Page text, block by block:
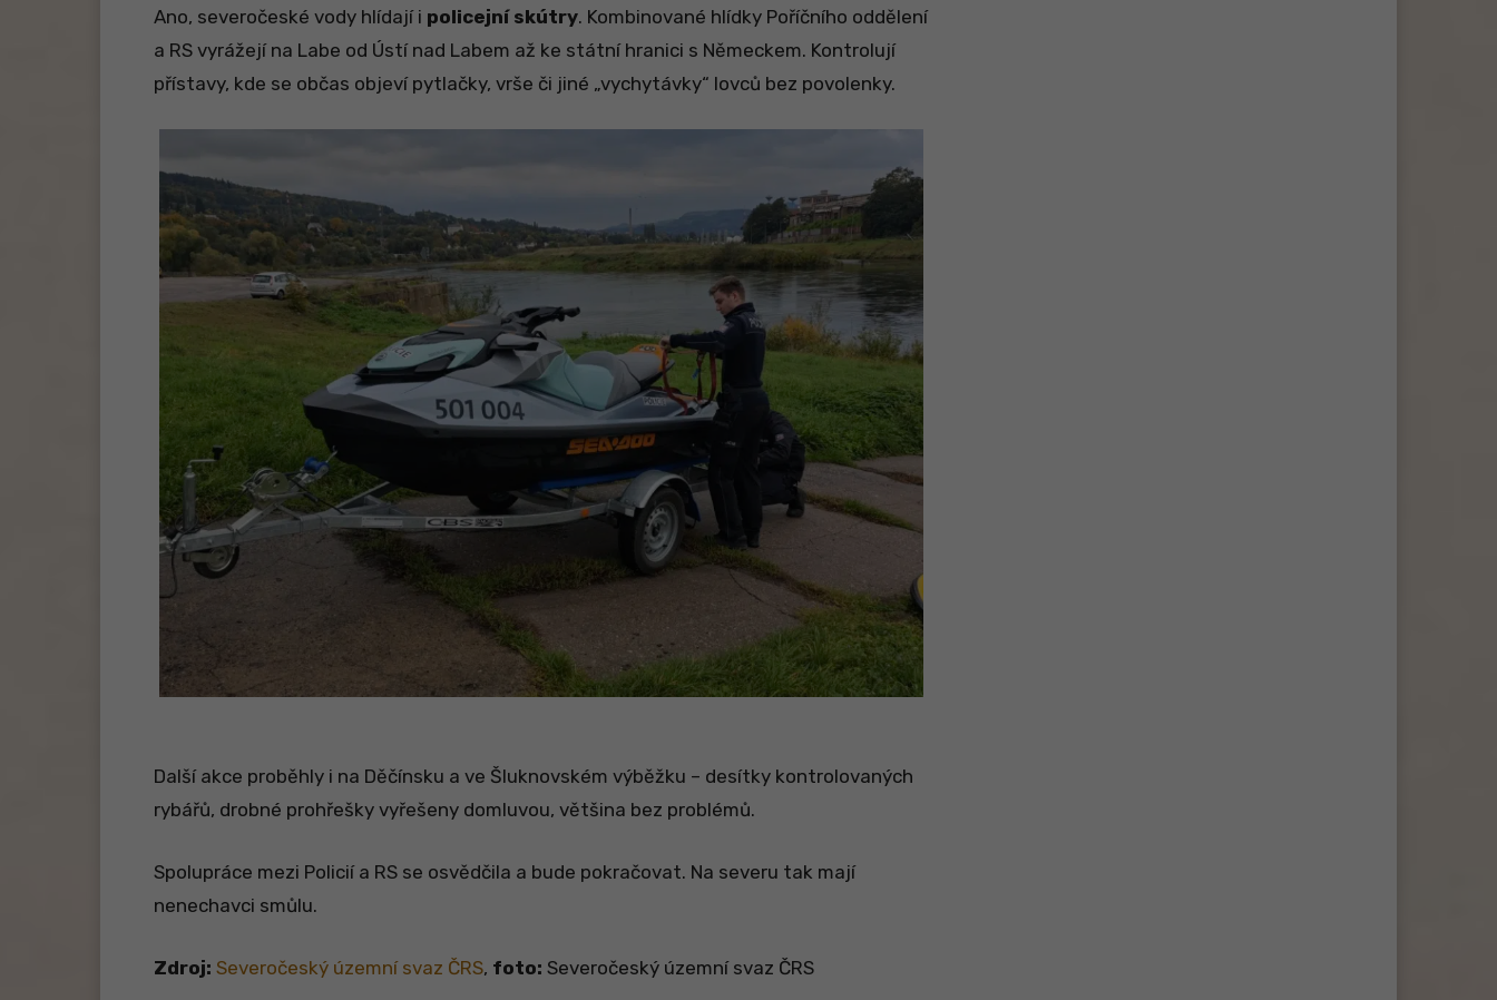
Ano, severočeské vody hlídají i policejní skútry. Kombinované hlídky Poříčního oddělení
a RS vyrážejí na Labe od Ústí nad Labem až ke státní hranici s Německem. Kontrolují
přístavy, kde se občas objeví pytlačky, vrše či jiné „vychytávky“ lovců bez povolenky.
Další akce proběhly i na Děčínsku a ve Šluknovském výběžku – desítky kontrolovaných
rybářů, drobné prohřešky vyřešeny domluvou, většina bez problémů.
Spolupráce mezi Policií a RS se osvědčila a bude pokračovat. Na severu tak mají
nenechavci smůlu.
Zdroj: Severočeský územní svaz ČRS, foto: Severočeský územní svaz ČRS